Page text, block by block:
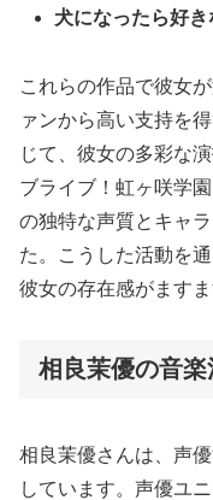
犬になったら好き
これらの作品で彼女
ァンから高い支持を
じて、彼女の多彩な
ブライブ！虹ヶ咲学
の独特な声質とキャ
た。こうした活動を
彼女の存在感がます
相良茉優の音楽
相良茉優さんは、声
しています。声優ユ